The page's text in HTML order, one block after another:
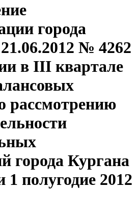
города
№ 4262
в III квартале
рассмотрению
города Кургана
1 полугодие 2012